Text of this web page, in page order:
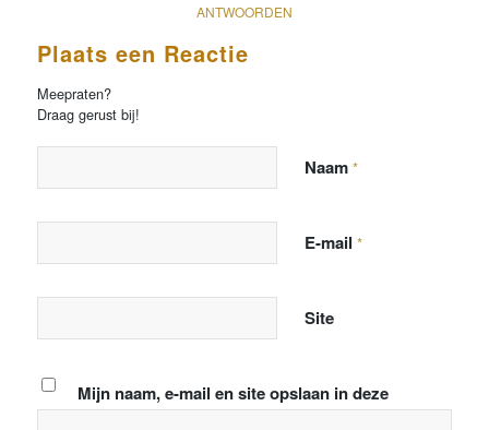
ANTWOORDEN
Plaats een Reactie
Meepraten?
Draag gerust bij!
Naam *
E-mail *
Site
Mijn naam, e-mail en site opslaan in deze
browser voor de volgende keer wanneer ik een